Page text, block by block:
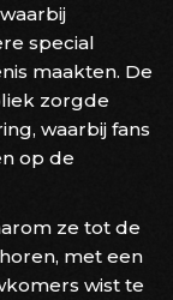
special
maakten. De
zorgde
waarbij fans
op de
ze tot de
met een
wist te